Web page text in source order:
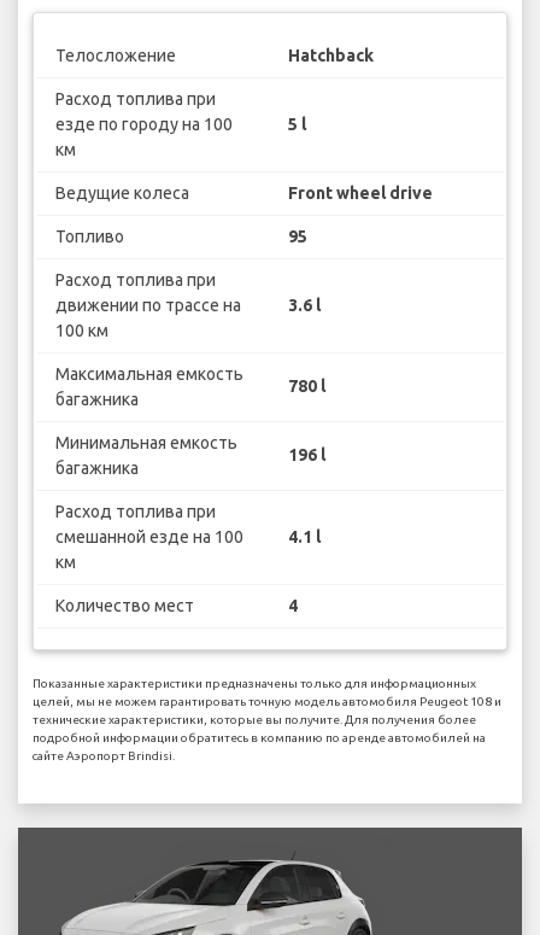
Телосложение Hatchback
Расход топлива при
езде по городу на 100
км
5 l
Ведущие колеса Front wheel drive
Топливо 95
Расход топлива при
движении по трассе на
100 км
3.6 l
Максимальная емкость
багажника
780 l
Минимальная емкость
багажника
196 l
Расход топлива при
смешанной езде на 100
км
4.1 l
Количество мест 4
Показанные характеристики предназначены только для информационных
целей, мы не можем гарантировать точную модель автомобиля Peugeot 108 и
технические характеристики, которые вы получите. Для получения более
подробной информации обратитесь в компанию по аренде автомобилей на
сайте Аэропорт Brindisi.